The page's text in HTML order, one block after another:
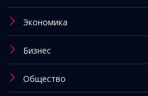
Экономика
Бизнес
Общество